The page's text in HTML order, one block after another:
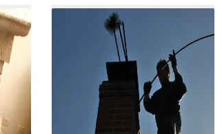
sérieux et rassurant.